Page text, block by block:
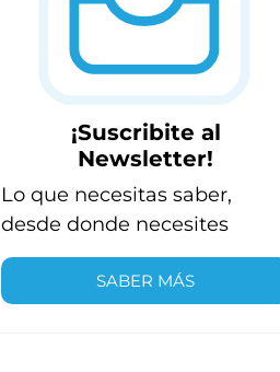
¡Suscribite al
Newsletter!
Lo que necesitas saber,
desde donde necesites
SABER MÁS